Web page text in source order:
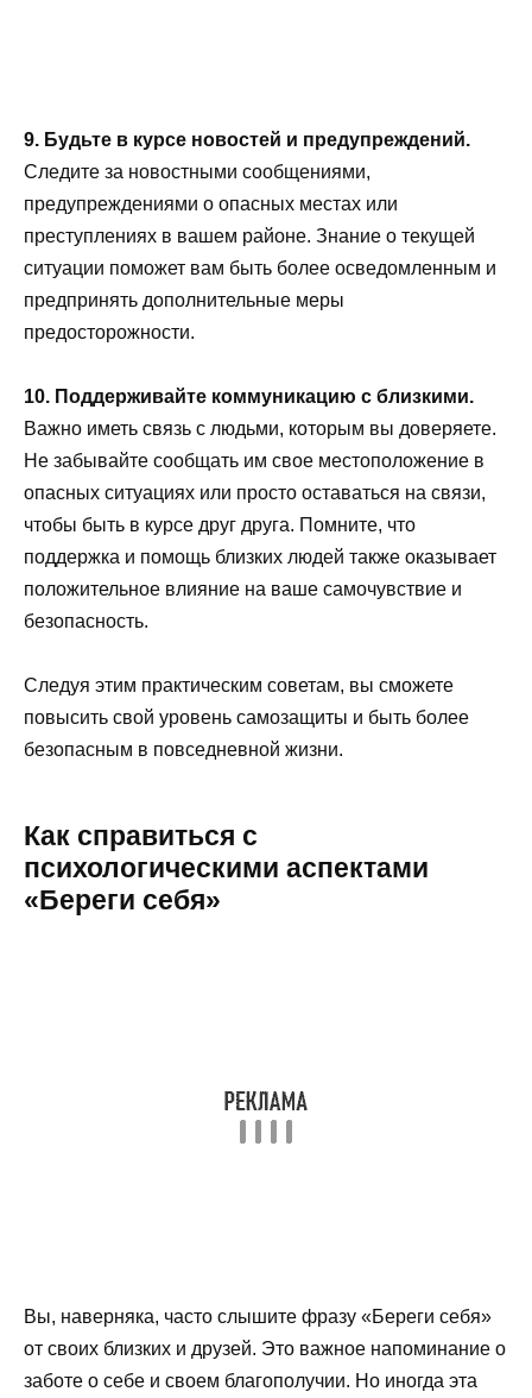
9. Будьте в курсе новостей и предупреждений.
Следите за новостными сообщениями,
предупреждениями о опасных местах или
преступлениях в вашем районе. Знание о текущей
ситуации поможет вам быть более осведомленным и
предпринять дополнительные меры
предосторожности.
10. Поддерживайте коммуникацию с близкими.
Важно иметь связь с людьми, которым вы доверяете.
Не забывайте сообщать им свое местоположение в
опасных ситуациях или просто оставаться на связи,
чтобы быть в курсе друг друга. Помните, что
поддержка и помощь близких людей также оказывает
положительное влияние на ваше самочувствие и
безопасность.
Следуя этим практическим советам, вы сможете
повысить свой уровень самозащиты и быть более
безопасным в повседневной жизни.
Как справиться с
психологическими аспектами
«Береги себя»
Вы, наверняка, часто слышите фразу «Береги себя»
от своих близких и друзей. Это важное напоминание о
заботе о себе и своем благополучии. Но иногда эта